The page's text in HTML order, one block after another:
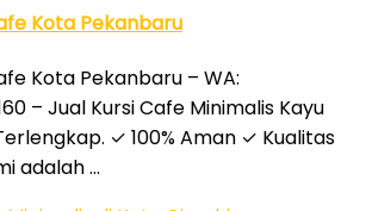
Kota Pekanbaru
Kota Pekanbaru – WA:
– Jual Kursi Cafe Minimalis Kayu
✓ 100% Aman ✓ Kualitas
adalah …